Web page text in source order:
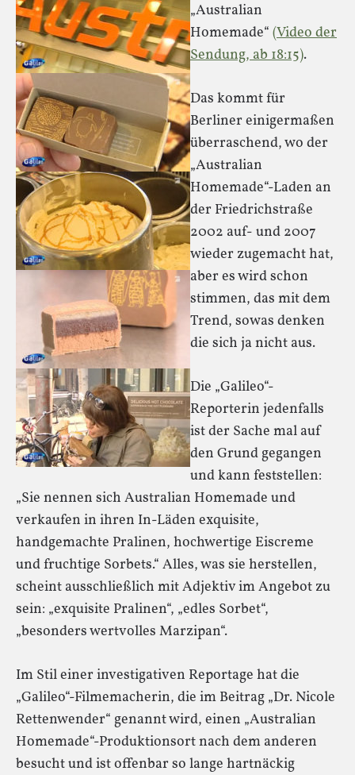
„Australian
Homemade“ (Video der
Sendung, ab 18:15).
Das kommt für
Berliner einigermaßen
überraschend, wo der
„Australian
Homemade“-Laden an
der Friedrichstraße
2002 auf- und 2007
wieder zugemacht hat,
aber es wird schon
stimmen, das mit dem
Trend, sowas denken
die sich ja nicht aus.
Die „Galileo“-
Reporterin jedenfalls
ist der Sache mal auf
den Grund gegangen
und kann feststellen:
„Sie nennen sich Australian Homemade und
verkaufen in ihren In-Läden exquisite,
handgemachte Pralinen, hochwertige Eiscreme
und fruchtige Sorbets.“ Alles, was sie herstellen,
scheint ausschließlich mit Adjektiv im Angebot zu
sein: „exquisite Pralinen“, „edles Sorbet“,
„besonders wertvolles Marzipan“.
Im Stil einer investigativen Reportage hat die
„Galileo“-Filmemacherin, die im Beitrag „Dr. Nicole
Rettenwender“ genannt wird, einen „Australian
Homemade“-Produktionsort nach dem anderen
besucht und ist offenbar so lange hartnäckig